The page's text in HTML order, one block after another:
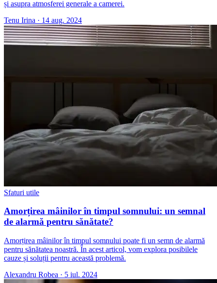
și asupra atmosferei generale a camerei.
Tenu Irina · 14 aug. 2024
Sfaturi utile
Amorțirea mâinilor în timpul somnului: un semnal
de alarmă pentru sănătate?
Amorțirea mâinilor în timpul somnului poate fi un semn de alarmă
pentru sănătatea noastră. În acest articol, vom explora posibilele
cauze și soluții pentru această problemă.
Alexandru Robea · 5 iul. 2024